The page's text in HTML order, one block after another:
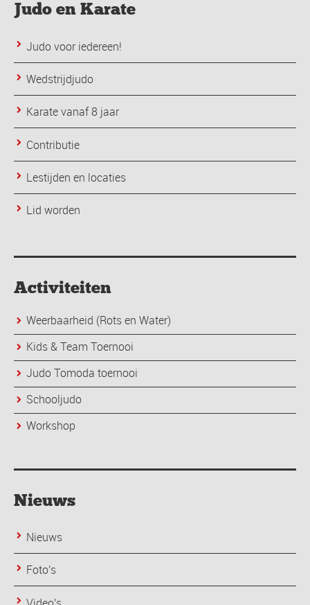
Judo en Karate
Judo voor iedereen!
Wedstrijdjudo
Karate vanaf 8 jaar
Contributie
Lestijden en locaties
Lid worden
Activiteiten
Weerbaarheid (Rots en Water)
Kids & Team Toernooi
Judo Tomoda toernooi
Schooljudo
Workshop
Nieuws
Nieuws
Foto's